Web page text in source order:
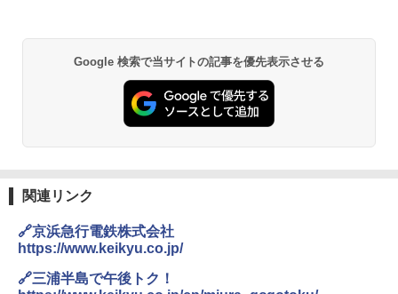
球の歩き方A ヨーロッパ
￥2,479
￥2,277
地球の歩き方 スター・ウォーズ
PYKES PEAK (パイクスピーク) 着替えテン
ト プライバシー テント 【中が透けない】 1
人用 折りたたみ 防災グッズ 災害用トイレ ビ
ーチ ピクニック ポップアップテント 携帯 簡
ENDLESS BASE 《めざましテレビで紹介》
テント ワンタッチ RENEW 幅200 2-3人用 43
500002(89147)
￥5,499
026リニューアル 急速冷凍 空間倍増 衛生的
コンパクト 保冷力長持ち
￥2,980
￥6,459
Google 検索で当サイトの記事を優先表示させる
関連リンク
🔗京浜急行電鉄株式会社
https://www.keikyu.co.jp/
🔗三浦半島で午後トク！